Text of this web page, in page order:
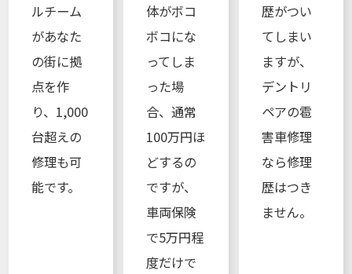
ルチーム
があなた
の街に拠
点を作
り、1,000
台超えの
修理も可
能です。
体がボコ
ボコにな
ってしま
った場
合、通常
100万円ほ
どするの
ですが、
車両保険
で5万円程
度だけで
歴がつい
てしまい
ますが、
デントリ
ペアの雹
害車修理
なら修理
歴はつき
ません。